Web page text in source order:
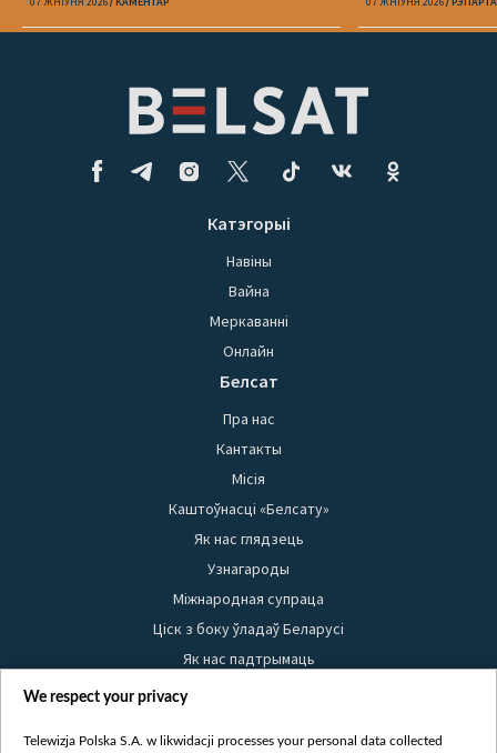
Катэгорыі
Навіны
Вайна
Меркаванні
Онлайн
Белсат
Пра нас
Кантакты
Місія
Каштоўнасці «Белсату»
Як нас глядзець
Узнагароды
Міжнародная супраца
Ціск з боку ўладаў Беларусі
Як нас падтрымаць
Правілы выкарыстання матэрыялаў
Бяспека
We respect your privacy
Telewizja Polska S.A. w likwidacji processes your personal data collected